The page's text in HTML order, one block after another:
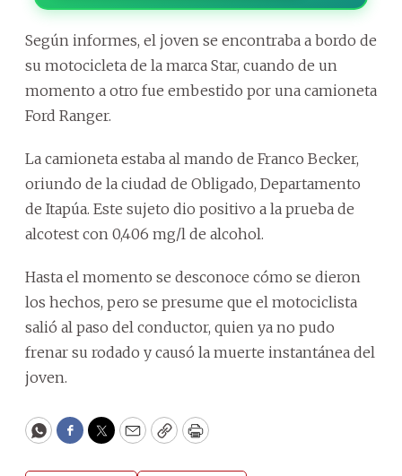
Según informes, el joven se encontraba a bordo de
su motocicleta de la marca Star, cuando de un
momento a otro fue embestido por una camioneta
Ford Ranger.
La camioneta estaba al mando de Franco Becker,
oriundo de la ciudad de Obligado, Departamento
de Itapúa. Este sujeto dio positivo a la prueba de
alcotest con 0,406 mg/l de alcohol.
Hasta el momento se desconoce cómo se dieron
los hechos, pero se presume que el motociclista
salió al paso del conductor, quien ya no pudo
frenar su rodado y causó la muerte instantánea del
joven.
WhatsApp
Facebook
Twitter
EmailCopyPrint